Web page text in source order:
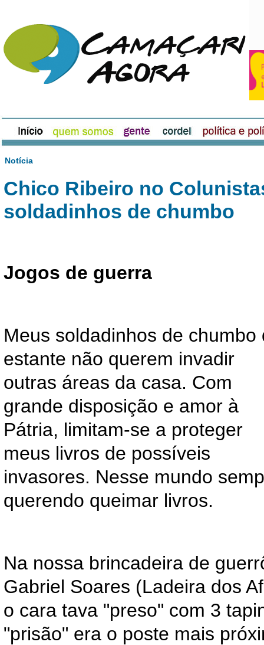
Notícia
Chico Ribeiro no
soldadinhos de chumbo
Jogos de guerra
Meus soldadinhos de chumbo
estante não querem invadir
outras áreas da casa. Com
grande disposição e amor à
Pátria, limitam-se a proteger
meus livros de possíveis
invasores. Nesse mundo
querendo queimar livros.
Na nossa brincadeira de
Gabriel Soares (Ladeira dos
o cara tava "preso" com 3
"prisão" era o poste mais